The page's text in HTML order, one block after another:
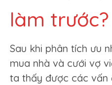
làm trước?
Sau khi phân tích ưu
mua nhà và cưới vợ
ta thấy được các vấn